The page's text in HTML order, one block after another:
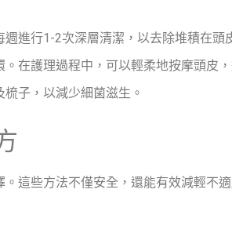
進行1-2次深層清潔，以去除堆積在頭
在護理過程中，可以輕柔地按摩頭皮
子，以減少細菌滋生。
這些方法不僅安全，還能有效減輕不